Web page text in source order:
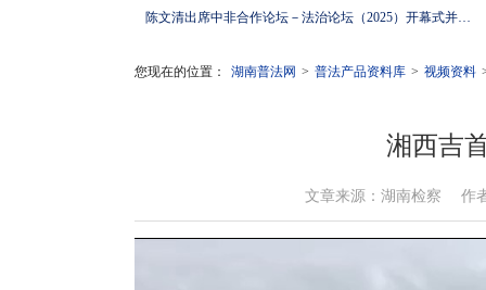
陈文清出席中非合作论坛－法治论坛（2025）开幕式并在湖南调研
您现在的位置： 湖南普法网 > 普法产品资料库 > 视频资料
湘西吉
文章来源：湖南检察 作